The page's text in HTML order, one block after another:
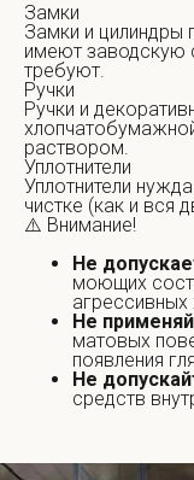
Замки
Замки и цилиндры
имеют заводскую
требуют.
Ручки
Ручки и
раствором.
Уплотнители
Уплотнители
чистке (как и вся
⚠️ Внимание!
Не
моющих
агрессивных
Не
матовых
появления
Не
средств